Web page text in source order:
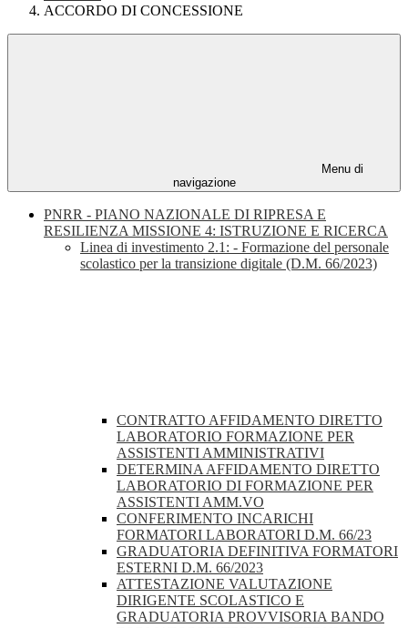
ACCORDO DI CONCESSIONE
Menu di
navigazione
PNRR - PIANO NAZIONALE DI RIPRESA E
RESILIENZA MISSIONE 4: ISTRUZIONE E RICERCA
Linea di investimento 2.1: - Formazione del personale
scolastico per la transizione digitale (D.M. 66/2023)
CONTRATTO AFFIDAMENTO DIRETTO
LABORATORIO FORMAZIONE PER
ASSISTENTI AMMINISTRATIVI
DETERMINA AFFIDAMENTO DIRETTO
LABORATORIO DI FORMAZIONE PER
ASSISTENTI AMM.VO
CONFERIMENTO INCARICHI
FORMATORI LABORATORI D.M. 66/23
GRADUATORIA DEFINITIVA FORMATORI
ESTERNI D.M. 66/2023
ATTESTAZIONE VALUTAZIONE
DIRIGENTE SCOLASTICO E
GRADUATORIA PROVVISORIA BANDO